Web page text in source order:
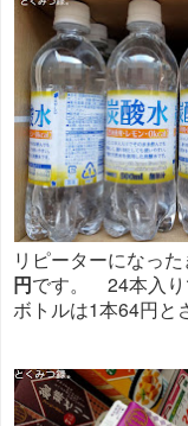
リピーターになっ
円です。 24本入
ボトルは1本64円と